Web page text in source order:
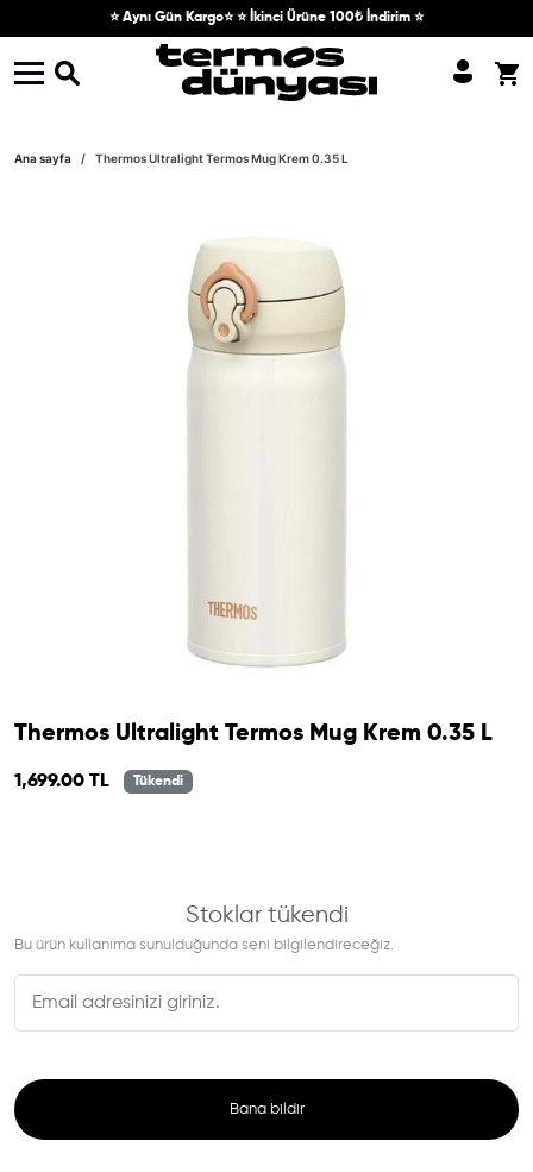
Skip to content⭐ Aynı Gün Kargo⭐ ⭐ İkinci Ürüne 100₺ İndirim ⭐
Ana sayfa Thermos Ultralight Termos Mug Krem 0.35 L
Thermos Ultralight Termos Mug Krem 0.35 L
1,699.00 TL Tükendi
Stoklar tükendi
Bu ürün kullanıma sunulduğunda seni bilgilendireceğiz.
Bana bildir